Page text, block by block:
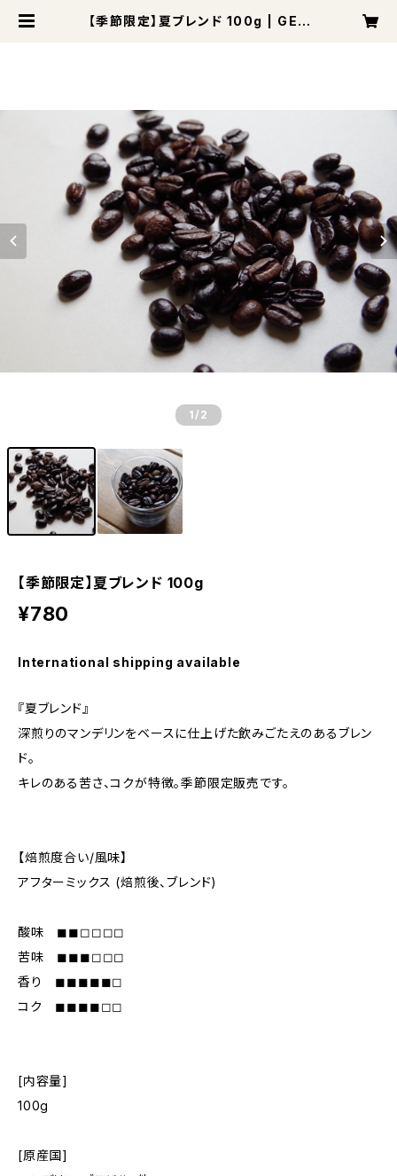
【季節限定】夏ブレンド 100g | GEN
1 /2
【季節限定】夏ブレンド 100g
¥780
International shipping available
『夏ブレンド』
深煎りのマンデリンをベースに仕上げた飲みごたえのあるブレン
ド。
キレのある苦さ、コクが特徴。季節限定販売です。
【焙煎度合い/風味】
アフターミックス (焙煎後、ブレンド)
酸味 ◼︎◼︎◻︎◻︎◻︎◻︎
苦味 ◼︎◼︎◼︎◻︎◻︎◻︎
香り ◼︎◼︎◼︎◼︎◼︎◻︎
コク ◼︎◼︎◼︎◼︎◻︎◻︎
[内容量]
100g
[原産国]